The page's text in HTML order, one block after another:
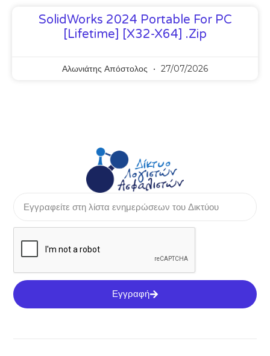
SolidWorks 2024 Portable For PC
[Lifetime] [x32-X64] .zip
Αλωνιάτης Απόστολος 27/07/2026
Εγγραφή